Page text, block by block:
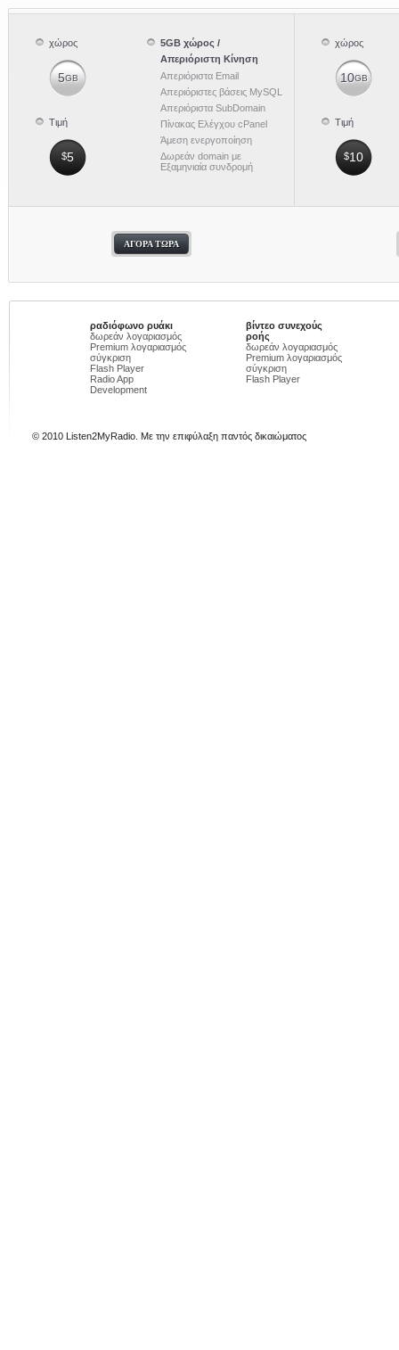
χώρος
5GB
Τιμή
$5
5GB χώρος /
Απεριόριστη Κίνηση
Απεριόριστα Email
Απεριόριστες βάσεις MySQL
Απεριόριστα SubDomain
Πίνακας Ελέγχου cPanel
Άμεση ενεργοποίηση
Δωρεάν domain με
Εξαμηνιαία συνδρομή
ΑΓΟΡΆ ΤΏΡΑ
χώρος
10GB
Τιμή
$10
ραδιόφωνο ρυάκι
δωρεάν λογαριασμός
Premium λογαριασμός
σύγκριση
Flash Player
Radio App
Development
βίντεο συνεχούς
ροής
δωρεάν λογαριασμός
Premium λογαριασμός
σύγκριση
Flash Player
© 2010 Listen2MyRadio. Με την επιφύλαξη παντός δικαιώματος